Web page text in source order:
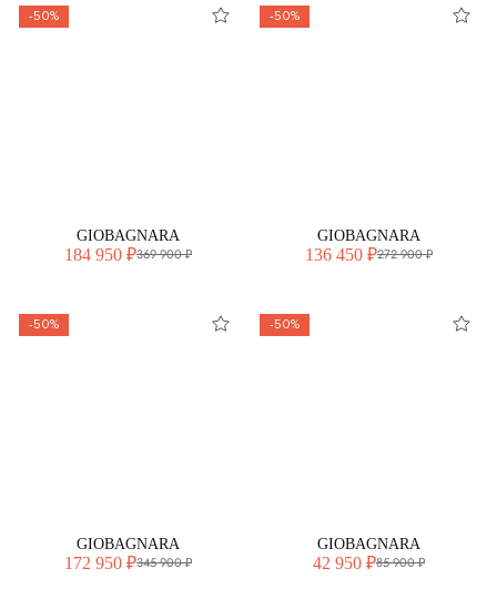
-50%
GIOBAGNARA
184 950 ₽369 900 ₽
-50%
GIOBAGNARA
136 450 ₽272 900 ₽
-50%
GIOBAGNARA
172 950 ₽345 900 ₽
-50%
GIOBAGNARA
42 950 ₽85 900 ₽